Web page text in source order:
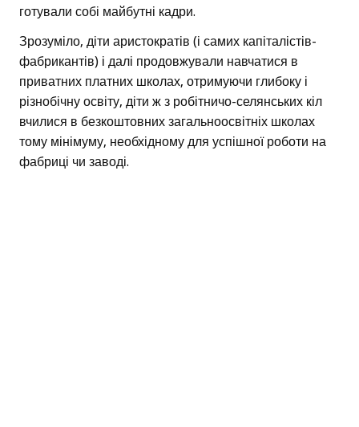
готували собі майбутні кадри.
Зрозуміло, діти аристократів (і самих капіталістів-
фабрикантів) і далі продовжували навчатися в
приватних платних школах, отримуючи глибоку і
різнобічну освіту, діти ж з робітничо-селянських кіл
вчилися в безкоштовних загальноосвітніх школах
тому мінімуму, необхідному для успішної роботи на
фабриці чи заводі.